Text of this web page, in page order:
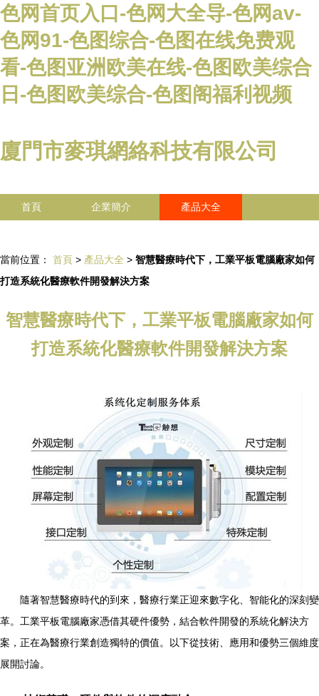
色网首页入口-色网大全导-色网av-
色网91-色图综合-色图在线免费观
看-色图亚洲欧美在线-色图欧美综合
日-色图欧美综合-色图阁福利视频
廈門市麥琪網絡科技有限公司
首頁 企業簡介 產品大全
當前位置： 首頁 > 產品大全 > 智慧醫療時代下，工業平板電腦廠家如何
打造系統化醫療軟件開發解決方案
智慧醫療時代下，工業平板電腦廠家如何
打造系統化醫療軟件開發解決方案
隨著智慧醫療時代的到來，醫療行業正迎來數字化、智能化的深刻變
革。工業平板電腦廠家憑借其硬件優勢，結合軟件開發的系統化解決方
案，正在為醫療行業創造獨特的價值。以下從技術、應用和優勢三個維度
展開討論。